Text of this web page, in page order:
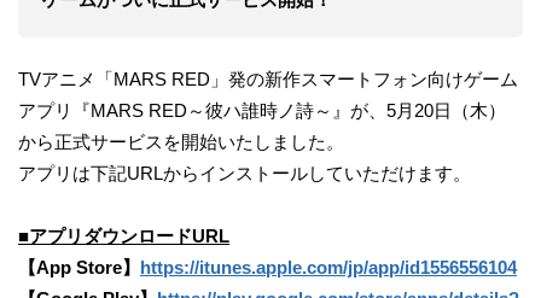
TVアニメ「MARS RED」発の新作スマートフォン向けゲーム
アプリ『MARS RED～彼ハ誰時ノ詩～』が、5月20日（木）
から正式サービスを開始いたしました。
アプリは下記URLからインストールしていただけます。
■アプリダウンロードURL
【App Store】 https://itunes.apple.com/jp/app/id1556556104